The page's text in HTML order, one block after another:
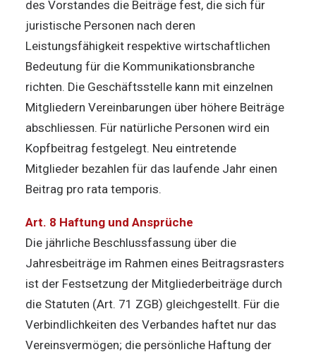
des Vorstandes die Beiträge fest, die sich für
juristische Personen nach deren
Leistungsfähigkeit respektive wirtschaftlichen
Bedeutung für die Kommunikationsbranche
richten. Die Geschäftsstelle kann mit einzelnen
Mitgliedern Vereinbarungen über höhere Beiträge
abschliessen. Für natürliche Personen wird ein
Kopfbeitrag festgelegt. Neu eintretende
Mitglieder bezahlen für das laufende Jahr einen
Beitrag pro rata temporis.
Art. 8 Haftung und Ansprüche
Die jährliche Beschlussfassung über die
Jahresbeiträge im Rahmen eines Beitragsrasters
ist der Festsetzung der Mitgliederbeiträge durch
die Statuten (Art. 71 ZGB) gleichgestellt. Für die
Verbindlichkeiten des Verbandes haftet nur das
Vereinsvermögen; die persönliche Haftung der